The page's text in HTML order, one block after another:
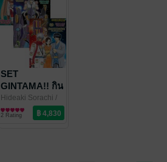
SET
GINTAMA!! กิน
ทามะ เล่ม 1-70
Hideaki Sorachi /
Siam Inter Comics
การ์ตูนทั่วไป
2 Rating